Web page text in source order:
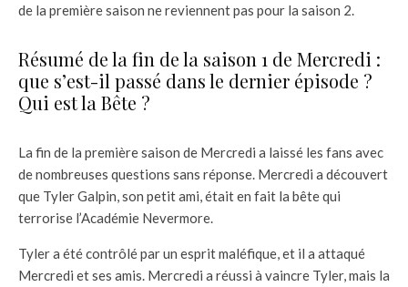
de la première saison ne reviennent pas pour la saison 2.
Résumé de la fin de la saison 1 de Mercredi :
que s’est-il passé dans le dernier épisode ?
Qui est la Bête ?
La fin de la première saison de Mercredi a laissé les fans avec
de nombreuses questions sans réponse. Mercredi a découvert
que Tyler Galpin, son petit ami, était en fait la bête qui
terrorise l’Académie Nevermore.
Tyler a été contrôlé par un esprit maléfique, et il a attaqué
Mercredi et ses amis. Mercredi a réussi à vaincre Tyler, mais la